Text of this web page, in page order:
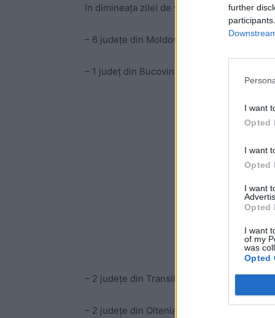
further
I want
Opted
I want
Opted
I want
Opted
I want
of my
was
Opted
în dimineața zilei de vineri, 19 martie, că
– 6 județe din Moldova: Vrancea, Vaslui,
– 1 județ din Bucovina: Suceava;
– 2 județe din Transilvania: Covasna,
– 2 județe din Oltenia: Gorj, Mehedinți;